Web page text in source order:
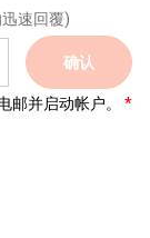
速回覆)
确认
邮并启动帐户。